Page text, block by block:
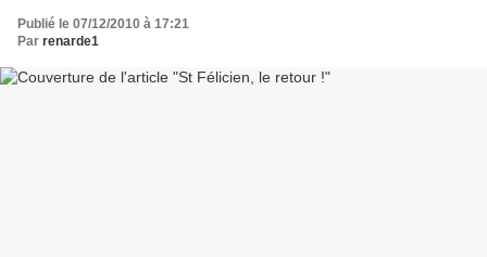
Publié le 07/12/2010 à 17:21
Par renarde1